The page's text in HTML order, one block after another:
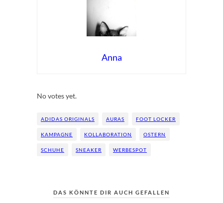
Anna
No votes yet.
ADIDAS ORIGINALS AURAS FOOT LOCKER
KAMPAGNE KOLLABORATION OSTERN
SCHUHE SNEAKER WERBESPOT
DAS KÖNNTE DIR AUCH GEFALLEN